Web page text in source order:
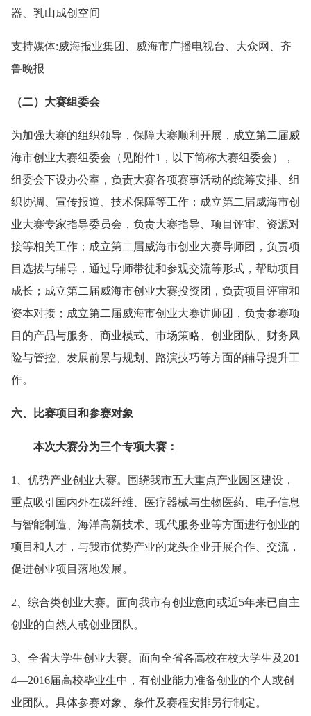
器、乳山成创空间
支持媒体:威海报业集团、威海市广播电视台、大众网、齐
鲁晚报
（二）大赛组委会
为加强大赛的组织领导，保障大赛顺利开展，成立第二届威
海市创业大赛组委会（见附件1，以下简称大赛组委会），
组委会下设办公室，负责大赛各项赛事活动的统筹安排、组
织协调、宣传报道、技术保障等工作；成立第二届威海市创
业大赛专家指导委员会，负责大赛指导、项目评审、资源对
接等相关工作；成立第二届威海市创业大赛导师团，负责项
目选拔与辅导，通过导师带徒和参观交流等形式，帮助项目
成长；成立第二届威海市创业大赛投资团，负责项目评审和
资本对接；成立第二届威海市创业大赛讲师团，负责参赛项
目的产品与服务、商业模式、市场策略、创业团队、财务风
险与管控、发展前景与规划、路演技巧等方面的辅导提升工
作。
六、比赛项目和参赛对象
本次大赛分为三个专项大赛：
1、优势产业创业大赛。围绕我市五大重点产业园区建设，
重点吸引国内外在碳纤维、医疗器械与生物医药、电子信息
与智能制造、海洋高新技术、现代服务业等方面进行创业的
项目和人才，与我市优势产业的龙头企业开展合作、交流，
促进创业项目落地发展。
2、综合类创业大赛。面向我市有创业意向或近5年来已自主
创业的自然人或创业团队。
3、全省大学生创业大赛。面向全省各高校在校大学生及201
4—2016届高校毕业生中，有创业能力准备创业的个人或创
业团队。具体参赛对象、条件及赛程安排另行制定。